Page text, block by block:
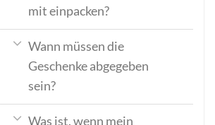
mit einpacken?
Wann müssen die
Geschenke abgegeben
sein?
Was ist, wenn mein